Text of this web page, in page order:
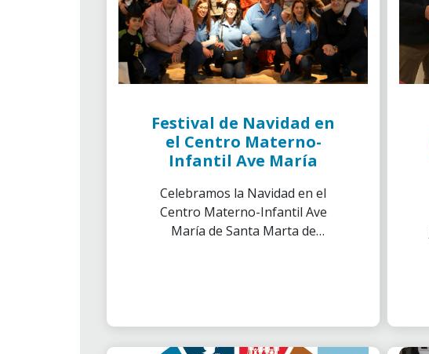
Festival de Navidad en
el Centro Materno-
Infantil Ave María
Celebramos la Navidad en el
Centro Materno-Infantil Ave
María de Santa Marta de